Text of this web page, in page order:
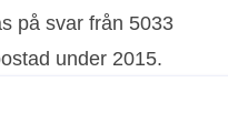
på svar från 5033
under 2015.